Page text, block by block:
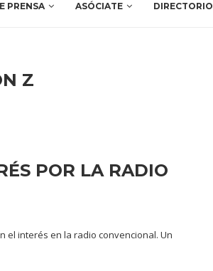
PRENSA ASÓCIATE DIRECTORIO
Z
POR LA RADIO
el interés en la radio convencional. Un